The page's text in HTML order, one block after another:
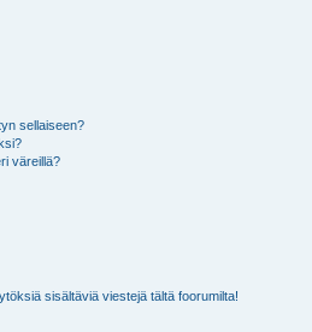
sellaiseen?
väreillä?
sisältäviä viestejä tältä foorumilta!